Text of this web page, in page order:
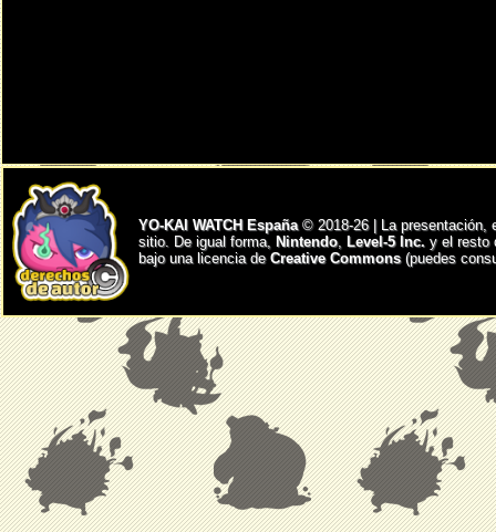
YO-KAI WATCH España © 2018-26 | La presentación,
sitio. De igual forma, Nintendo, Level-5 Inc. y el resto
bajo una licencia de Creative Commons(puedes